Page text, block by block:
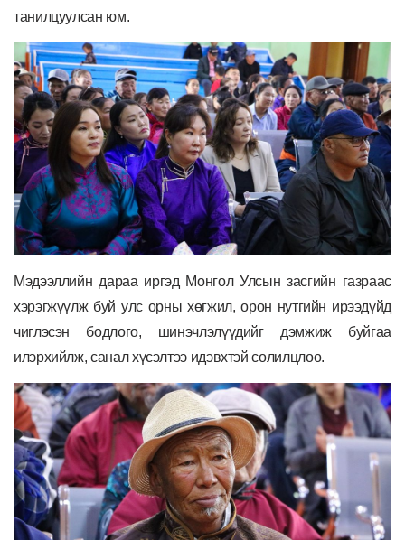
танилцуулсан юм.
Мэдээллийн дараа иргэд Монгол Улсын засгийн газраас
хэрэгжүүлж буй улс орны хөгжил, орон нутгийн ирээдүйд
чиглэсэн бодлого, шинэчлэлүүдийг дэмжиж буйгаа
илэрхийлж, санал хүсэлтээ идэвхтэй солилцлоо.